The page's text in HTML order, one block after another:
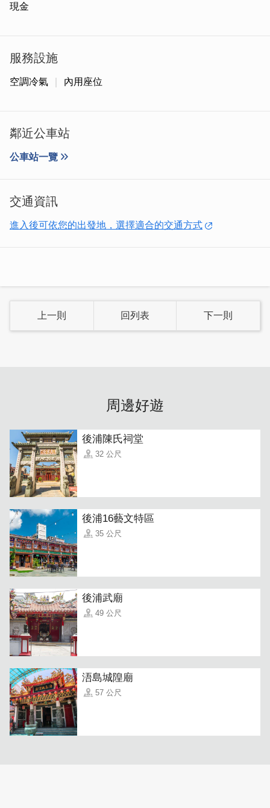
雖是主打傳統小吃，但店內乾淨明亮，座位間格也不會太擁
擠，讓客人能舒適用餐。
現金
服務設施
空調冷氣 內用座位
鄰近公車站
公車站一覽
交通資訊
進入後可依您的出發地，選擇適合的交通方式
上一則 回列表 下一則
周邊好遊
後浦陳氏祠堂
32 公尺
後浦16藝文特區
35 公尺
後浦武廟
49 公尺
浯島城隍廟
57 公尺